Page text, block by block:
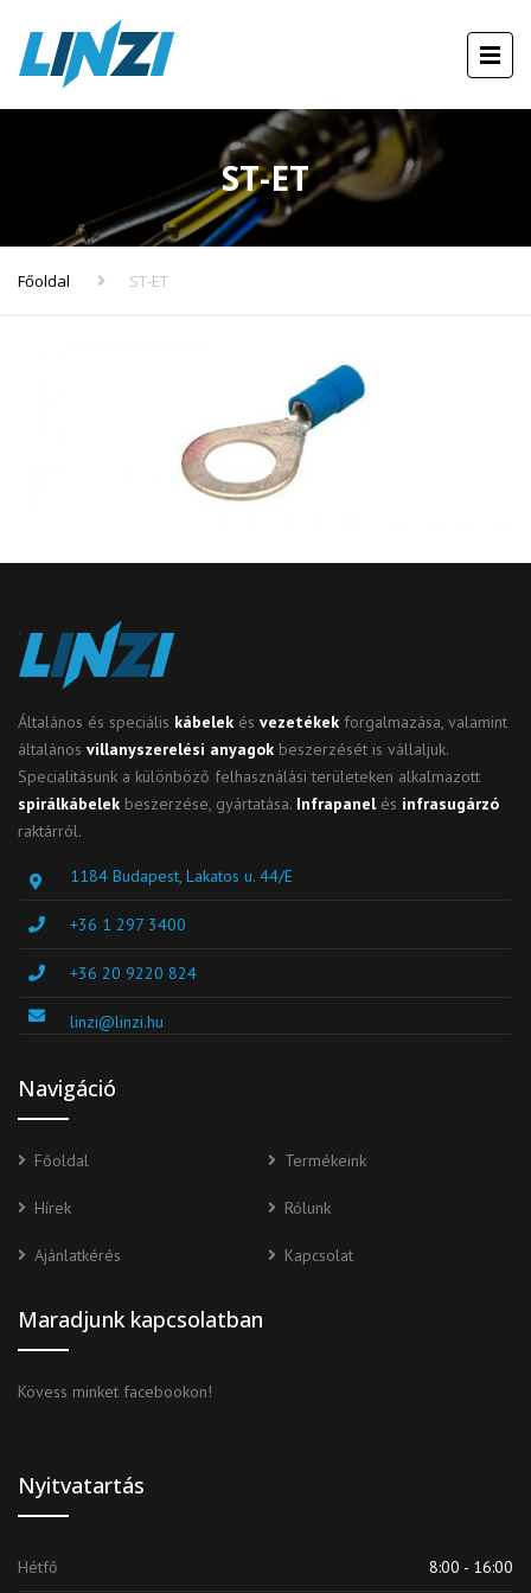
ST-ET
Főoldal ST-ET
Általános és speciális kábelek és vezetékek forgalmazása, valamint
általános villanyszerelési anyagok beszerzését is vállaljuk.
Specialitásunk a különböző felhasználási területeken alkalmazott
spirálkábelek beszerzése, gyártatása. Infrapanel és infrasugárzó
raktárról.
1184 Budapest, Lakatos u. 44/E
+36 1 297 3400
+36 20 9220 824
linzi@linzi.hu
Navigáció
Főoldal Termékeink
Hírek Rólunk
Ajánlatkérés Kapcsolat
Maradjunk kapcsolatban
Kövess minket facebookon!
Nyitvatartás
Hétfő 8:00 - 16:00